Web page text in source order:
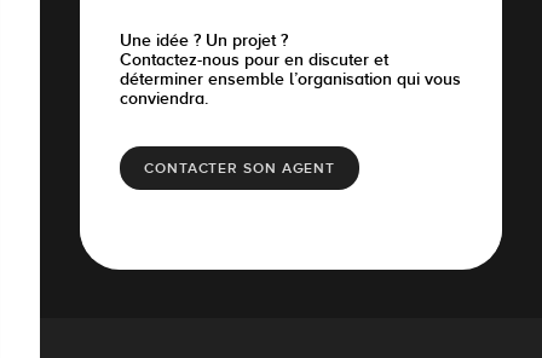
Une idée ? Un projet ?
Contactez-nous pour en discuter et
déterminer ensemble l’organisation qui vous
conviendra.
CONTACTER SON AGENT